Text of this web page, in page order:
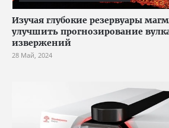
Изучая глубокие резервуары
улучшить прогнозирование
извержений
28 Май, 2024